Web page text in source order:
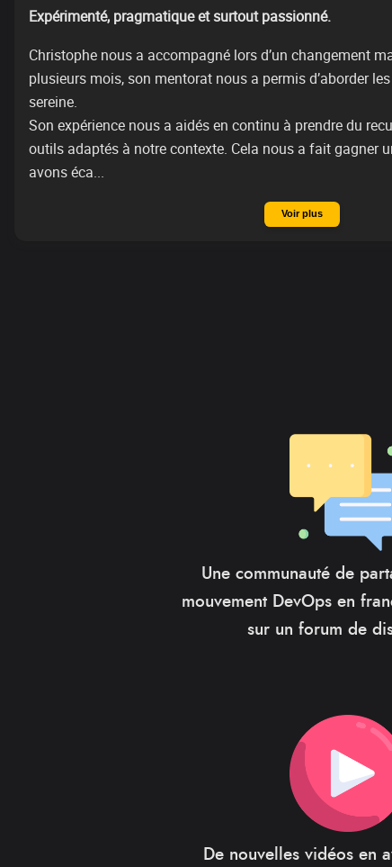
Expérimenté, pragmatique et surtout passionné.
Christophe nous a accompagné lors d’un changement
plusieurs mois, son mentorat nous a permis d’aborder
sereine.
Son expérience nous a aidés en continu à prendre du
outils adaptés à notre contexte. Cela nous a fait gagner
avons éca...
Voir plus
Une communauté de
mouvement DevOps en
sur un forum de
De nouvelles vidéos en